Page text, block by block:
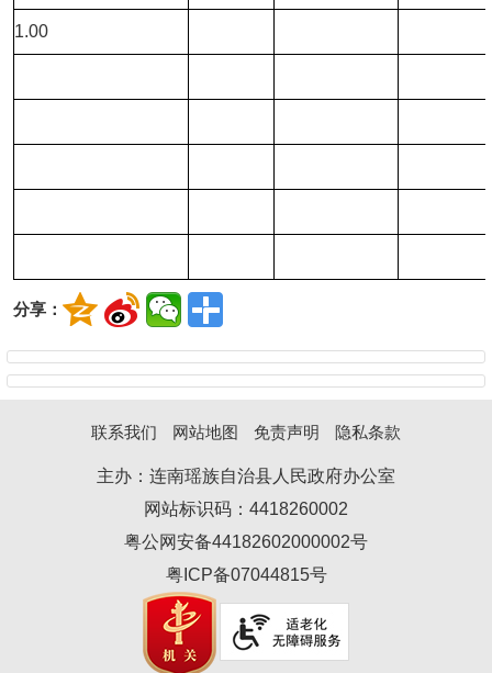
1.00
分享：
联系我们 网站地图 免责声明 隐私条款
主办：连南瑶族自治县人民政府办公室
网站标识码：4418260002
粤公网安备44182602000002号
粤ICP备07044815号